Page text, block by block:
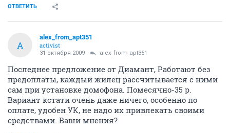
ОТВЕТИТЬ
A
alex_from_apt351
activist
31 октября 2009 alex_from_apt351
Последнее предложение от Диамант, Работают без
предоплаты, каждый жилец рассчитывается с ними
сам при установке домофона. Помесячно-35 р.
Вариант кстати очень даже ничего, особенно по
оплате, удобен УК, не надо их привлекать своими
средствами. Ваши мнения?